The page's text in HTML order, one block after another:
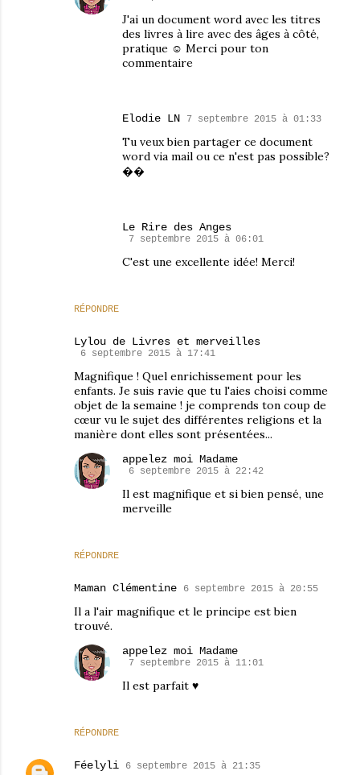
RÉPONDRE
J'ai un document word avec les titres
des livres à lire avec des âges à côté,
pratique ☺ Merci pour ton
commentaire
Elodie LN 7 septembre 2015 à 01:33
Tu veux bien partager ce document
word via mail ou ce n'est pas possible?
��
Le Rire des Anges
7 septembre 2015 à 06:01
C'est une excellente idée! Merci!
Lylou de Livres et merveilles
6 septembre 2015 à 17:41
Magnifique ! Quel enrichissement pour les
enfants. Je suis ravie que tu l'aies choisi comme
objet de la semaine ! je comprends ton coup de
cœur vu le sujet des différentes religions et la
manière dont elles sont présentées...
RÉPONDRE
appelez moi Madame
6 septembre 2015 à 22:42
Il est magnifique et si bien pensé, une
merveille
Maman Clémentine 6 septembre 2015 à 20:55
Il a l'air magnifique et le principe est bien
trouvé.
RÉPONDRE
appelez moi Madame
7 septembre 2015 à 11:01
Il est parfait ♥
Féelyli 6 septembre 2015 à 21:35